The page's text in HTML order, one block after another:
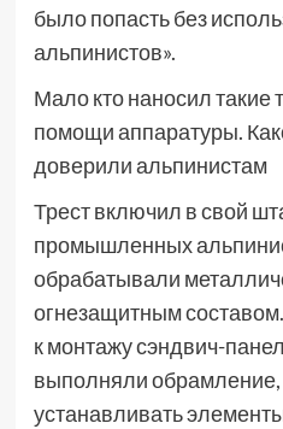
было попасть без
альпинистов».
Мало кто наносил такие
помощи аппаратуры.
доверили альпинистам
Трест включил в свой
промышленных
обрабатывали
огнезащитным
к монтажу сэндвич-
выполняли
устанавливать